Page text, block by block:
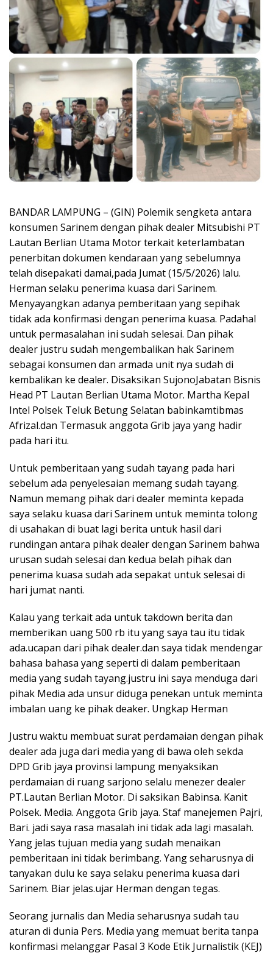
BANDAR LAMPUNG – (GIN) Polemik sengketa antara
konsumen Sarinem dengan pihak dealer Mitsubishi PT
Lautan Berlian Utama Motor terkait keterlambatan
penerbitan dokumen kendaraan yang sebelumnya
telah disepakati damai,pada Jumat (15/5/2026) lalu.
Herman selaku penerima kuasa dari Sarinem.
Menyayangkan adanya pemberitaan yang sepihak
tidak ada konfirmasi dengan penerima kuasa. Padahal
untuk permasalahan ini sudah selesai. Dan pihak
dealer justru sudah mengembalikan hak Sarinem
sebagai konsumen dan armada unit nya sudah di
kembalikan ke dealer. Disaksikan SujonoJabatan Bisnis
Head PT Lautan Berlian Utama Motor. Martha Kepal
Intel Polsek Teluk Betung Selatan babinkamtibmas
Afrizal.dan Termasuk anggota Grib jaya yang hadir
pada hari itu.
Untuk pemberitaan yang sudah tayang pada hari
sebelum ada penyelesaian memang sudah tayang.
Namun memang pihak dari dealer meminta kepada
saya selaku kuasa dari Sarinem untuk meminta tolong
di usahakan di buat lagi berita untuk hasil dari
rundingan antara pihak dealer dengan Sarinem bahwa
urusan sudah selesai dan kedua belah pihak dan
penerima kuasa sudah ada sepakat untuk selesai di
hari jumat nanti.
Kalau yang terkait ada untuk takdown berita dan
memberikan uang 500 rb itu yang saya tau itu tidak
ada.ucapan dari pihak dealer.dan saya tidak mendengar
bahasa bahasa yang seperti di dalam pemberitaan
media yang sudah tayang.justru ini saya menduga dari
pihak Media ada unsur diduga penekan untuk meminta
imbalan uang ke pihak deaker. Ungkap Herman
Justru waktu membuat surat perdamaian dengan pihak
dealer ada juga dari media yang di bawa oleh sekda
DPD Grib jaya provinsi lampung menyaksikan
perdamaian di ruang sarjono selalu menezer dealer
PT.Lautan Berlian Motor. Di saksikan Babinsa. Kanit
Polsek. Media. Anggota Grib jaya. Staf manejemen Pajri,
Bari. jadi saya rasa masalah ini tidak ada lagi masalah.
Yang jelas tujuan media yang sudah menaikan
pemberitaan ini tidak berimbang. Yang seharusnya di
tanyakan dulu ke saya selaku penerima kuasa dari
Sarinem. Biar jelas.ujar Herman dengan tegas.
Seorang jurnalis dan Media seharusnya sudah tau
aturan di dunia Pers. Media yang memuat berita tanpa
konfirmasi melanggar Pasal 3 Kode Etik Jurnalistik (KEJ)